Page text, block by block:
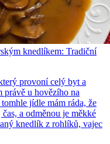
knedlíkem: Tradiční
provoní celý byt a
právě u hovězího na
jídle mám ráda, že
a odměnou je měkké
knedlík z rohlíků, vajec